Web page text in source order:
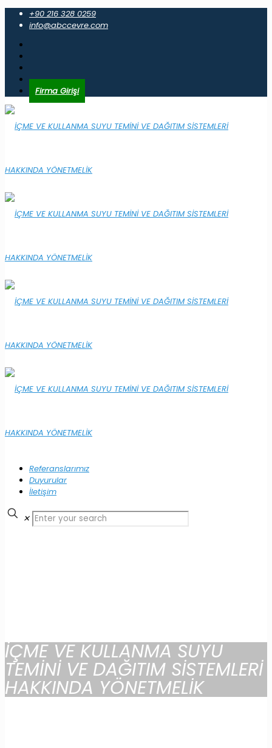
+90 216 328 0259
info@abccevre.com
Firma Girişi
Referanslarımız
Duyurular
İletişim
✕
İÇME VE KULLANMA SUYU
TEMİNİ VE DAĞITIM SİSTEMLERİ
HAKKINDA YÖNETMELİK